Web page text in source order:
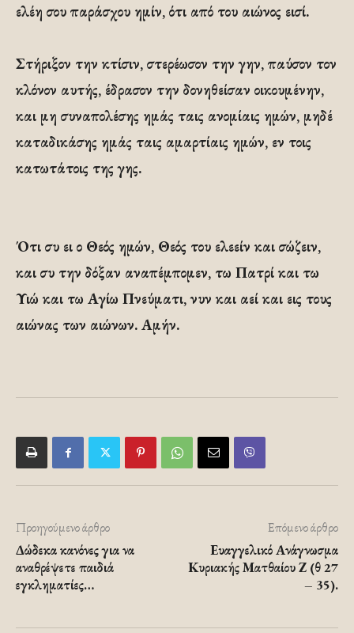
ελέη σου παράσχου ημίν, ότι από του αιώνος εισί.
Στήριξον την κτίσιν, στερέωσον την γην, παύσον τον
κλόνον αυτής, έδρασον την δονηθείσαν οικουμένην,
και μη συναπολέσης ημάς ταις ανομίαις ημών, μηδέ
καταδικάσης ημάς ταις αμαρτίαις ημών, εν τοις
κατωτάτοις της γης.
Ότι συ ει ο Θεός ημών, Θεός του ελεείν και σώζειν,
και συ την δόξαν αναπέμπομεν, τω Πατρί και τω
Υιώ και τω Αγίω Πνεύματι, νυν και αεί και εις τους
αιώνας των αιώνων. Αμήν.
Προηγούμενο άρθρο
Δώδεκα κανόνες για να
αναθρέψετε παιδιά
εγκληματίες…
Επόμενο άρθρο
Ευαγγελικό Ανάγνωσμα
Κυριακής Ματθαίου Ζ (θ 27
– 35).